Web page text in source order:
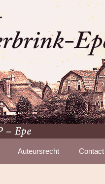
Auteursrecht Contact